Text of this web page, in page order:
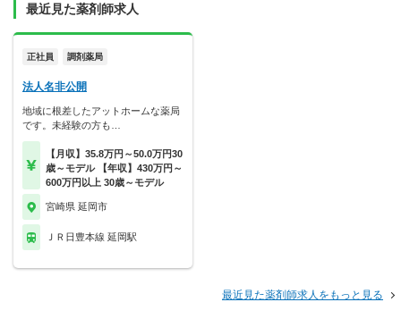
最近見た薬剤師求人
正社員 調剤薬局
法人名非公開
地域に根差したアットホームな薬局
です。未経験の方も…
【月収】35.8万円～50.0万円30
歳～モデル 【年収】430万円～
600万円以上 30歳～モデル
宮崎県 延岡市
ＪＲ日豊本線 延岡駅
最近見た薬剤師求人をもっと見る